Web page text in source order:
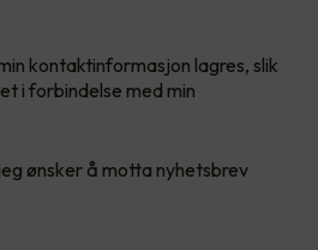
kontaktinformasjon lagres, slik
i forbindelse med min
ønsker å motta nyhetsbrev